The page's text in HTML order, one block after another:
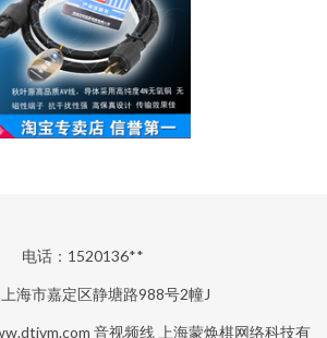
电话：1520136**
海市嘉定区静塘路988号2幢J
音视频线 上海蒙焕棋网络科技有